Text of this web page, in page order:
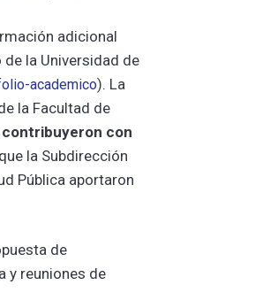
adicional
la Universidad de
academico). La
la Facultad de
contribuyeron con
la Subdirección
Pública aportaron
de
y reuniones de